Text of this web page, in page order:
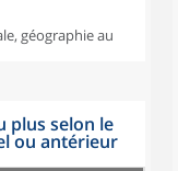
géographie au
plus selon le
ou antérieur